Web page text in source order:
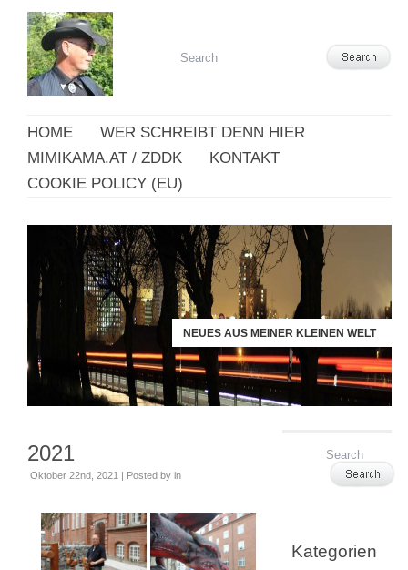
HOME
WER SCHREIBT DENN HIER
MIMIKAMA.AT / ZDDK
KONTAKT
COOKIE POLICY (EU)
NEUES AUS MEINER KLEINEN WELT
2021
Oktober 22nd, 2021 | Posted by in
Kategorien